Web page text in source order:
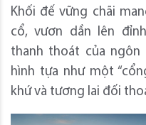
Khối đế vững chãi
cổ, vươn dần lên
thanh thoát của
hình tựa như một
khứ và tương lai đối